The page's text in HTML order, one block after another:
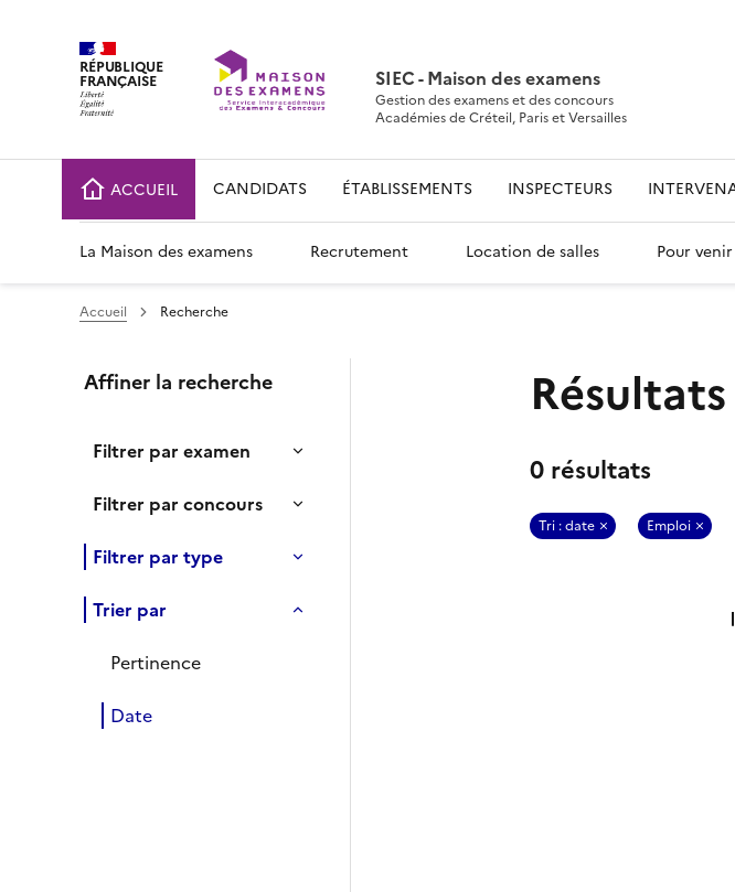
RÉPUBLIQUE
FRANÇAISE SIEC - Maison des examens
Gestion des examens et des concours
Académies de Créteil, Paris et Versailles
ACCUEIL CANDIDATS ÉTABLISSEMENTS INSPECTEURS
La Maison des examens Recrutement Location de salles Pour venir
Accueil Recherche
Affiner la recherche
Filtrer par examen
Filtrer par concours
Filtrer par type
Trier par
Pertinence
Date
Résultats
0 résultats
Tri : date Emploi